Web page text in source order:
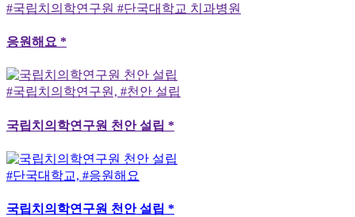
#국립치의학연구원 #단국대학교 치과병원
응원해요 *
#국립치의학연구원, #천안 설립
국립치의학연구원 천안 설립 *
#단국대학교, #응원해요
국립치의학연구원 천안 설립 *